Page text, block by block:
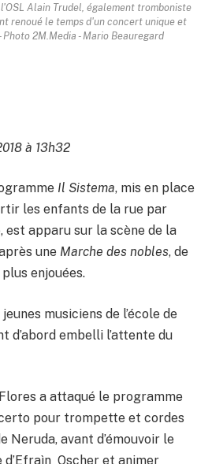
Alain Trudel, également tromboniste
renoué le temps d'un concert unique et
2M.Media - Mario Beauregard
à 13h32
Il Sistema, mis en place
les enfants de la rue par
est apparu sur la scène de la
une Marche des nobles, de
enjouées.
musiciens de l’école de
d’abord embelli l’attente du
Flores a attaqué le programme
pour trompette et cordes
Neruda, avant d’émouvoir le
d’Efraìn Oscher et animer